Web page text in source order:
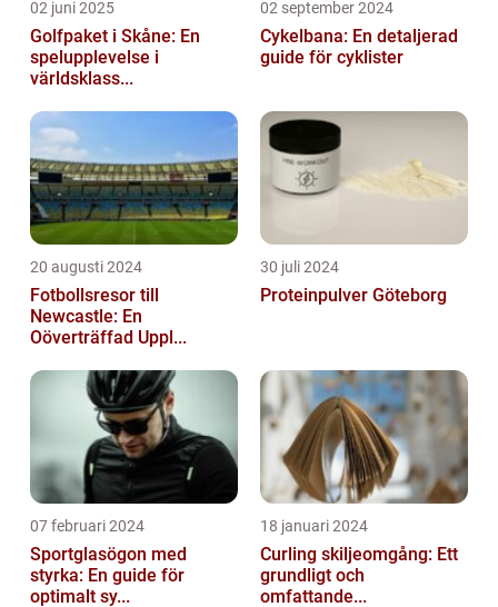
02 juni 2025
Golfpaket i Skåne: En
spelupplevelse i
världsklass...
02 september 2024
Cykelbana: En detaljerad
guide för cyklister
20 augusti 2024
Fotbollsresor till
Newcastle: En
Oöverträffad Uppl...
30 juli 2024
Proteinpulver Göteborg
07 februari 2024
Sportglasögon med
styrka: En guide för
optimalt sy...
18 januari 2024
Curling skiljeomgång: Ett
grundligt och
omfattande...